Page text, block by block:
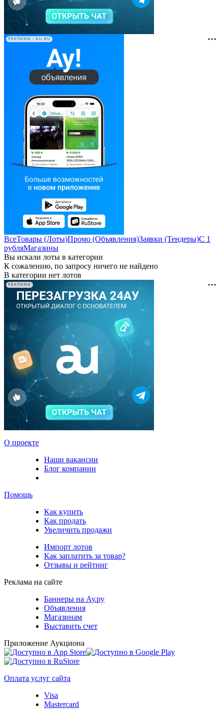
РЕКЛАМА • AU.RU
ВсеТовары (Лоты)Промо (Объявления)Заявки (Тендеры)С 1
рубляМагазины
Вы искали лоты в категории
К сожалению, по запросу ничего не найдено
В категории нет лотов
РЕКЛАМА
О проекте
Наши вакансии
Блог компании
Помощь
Как купить
Как продать
Увеличить продажи
Импорт лотов
Как заплатить за товар?
Отзывы и рейтинг
Реклама на сайте
Баннеры на Ау.ру
Объявления
Магазинам
Выставить счет
Приложение Аукциона
Оплата услуг сайта
Visa
Mastercard